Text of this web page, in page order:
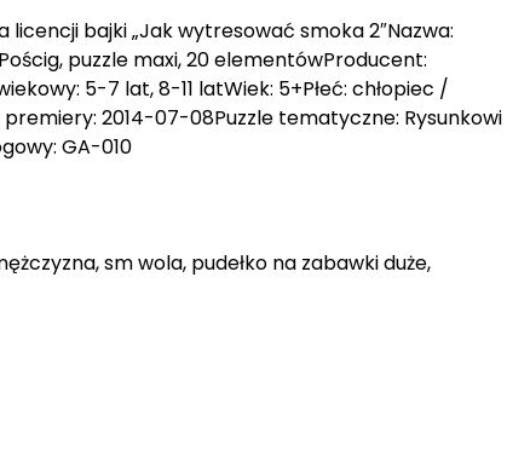
bajki „Jak wytresować smoka 2″Nazwa:
puzzle maxi, 20 elementówProducent:
5-7 lat, 8-11 latWiek: 5+Płeć: chłopiec /
2014-07-08Puzzle tematyczne: Rysunkowi
GA-010
sm wola, pudełko na zabawki duże,